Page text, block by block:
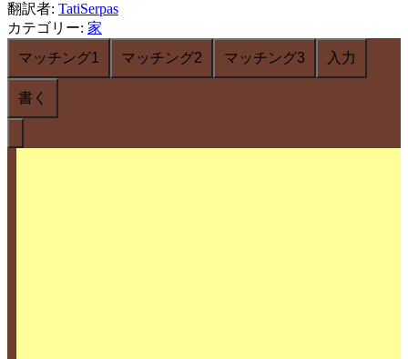
翻訳者: TatiSerpas
カテゴリー: 家
マッチング1
マッチング2 マッチング3 入力
書く